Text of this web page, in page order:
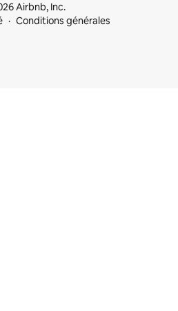
Airbnb, Inc.
Conditions générales